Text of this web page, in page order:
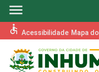
menu
accessible Acessibilidade Mapa